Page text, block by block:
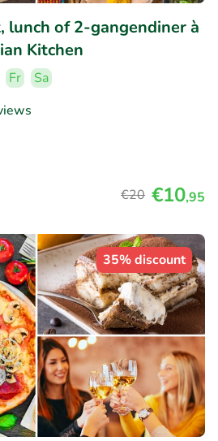
lunch of 2-gangendiner à
Kitchen
Fr
Sa
€20 €10,95
35% discount